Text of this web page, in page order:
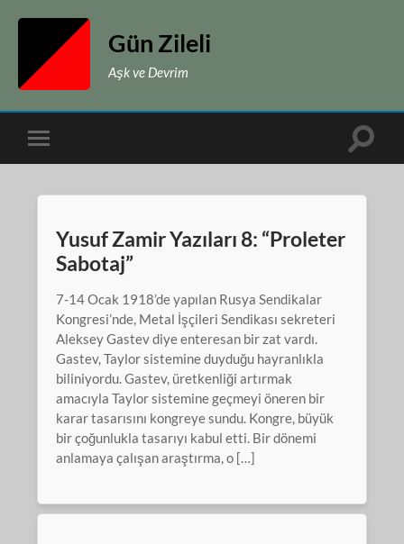
Gün Zileli
Aşk ve Devrim
Toggle
mobile
Toggle
Yusuf Zamir Yazıları 8: “Proleter
Sabotaj”
7-14 Ocak 1918’de yapılan Rusya Sendikalar
Kongresi’nde, Metal İşçileri Sendikası sekreteri
Aleksey Gastev diye enteresan bir zat vardı.
Gastev, Taylor sistemine duyduğu hayranlıkla
biliniyordu. Gastev, üretkenliği artırmak
amacıyla Taylor sistemine geçmeyi öneren bir
karar tasarısını kongreye sundu. Kongre, büyük
bir çoğunlukla tasarıyı kabul etti. Bir dönemi
anlamaya çalışan araştırma, o […]